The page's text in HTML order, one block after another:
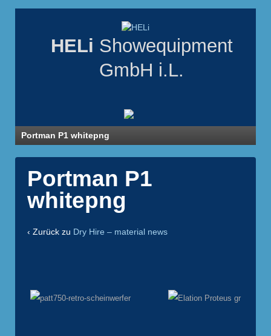
HELi Showequipment
GmbH i.L.
Portman P1 whitepng
Portman P1
whitepng
‹ Zurück zu Dry Hire – material news